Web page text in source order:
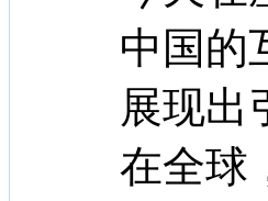
中国的
展现出
在全球